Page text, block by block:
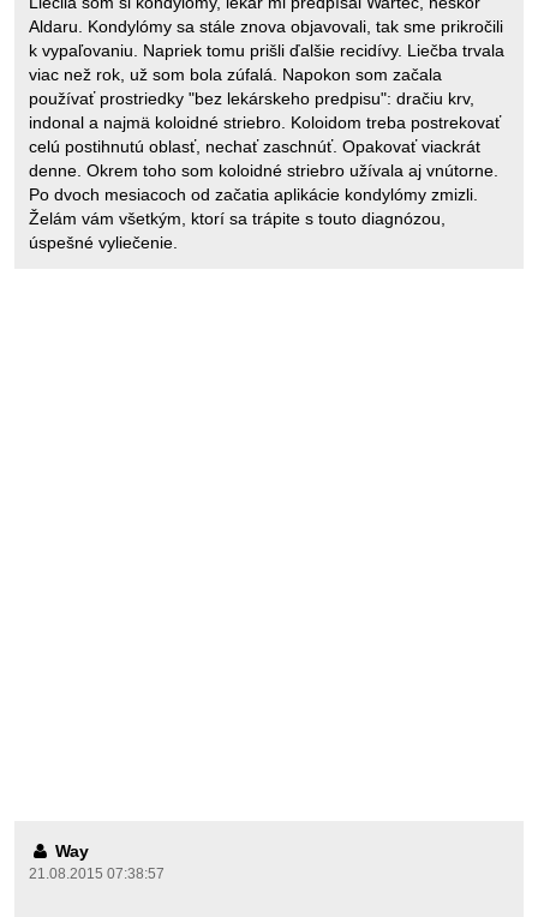
Aldaru. Kondylómy sa stále znova objavovali, tak sme prikročili
k vypaľovaniu. Napriek tomu prišli ďalšie recidívy. Liečba trvala
viac než rok, už som bola zúfalá. Napokon som začala
používať prostriedky "bez lekárskeho predpisu": dračiu krv,
indonal a najmä koloidné striebro. Koloidom treba postrekovať
celú postihnutú oblasť, nechať zaschnúť. Opakovať viackrát
denne. Okrem toho som koloidné striebro užívala aj vnútorne.
Po dvoch mesiacoch od začatia aplikácie kondylómy zmizli.
Želám vám všetkým, ktorí sa trápite s touto diagnózou,
úspešné vyliečenie.
Way
21.08.2015 07:38:57